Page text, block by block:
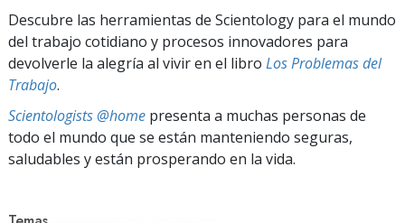
Descubre las herramientas de Scientology para el mundo
del trabajo cotidiano y procesos innovadores para
devolverle la alegría al vivir en el libro Los Problemas del
Trabajo.
Scientologists @home presenta a muchas personas de
todo el mundo que se están manteniendo seguras,
saludables y están prosperando en la vida.